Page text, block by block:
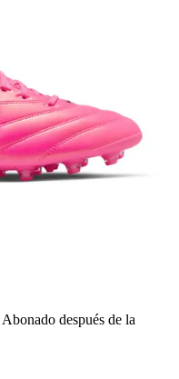
Abonado después de la